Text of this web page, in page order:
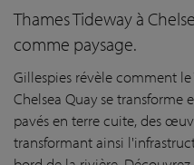
Thames Tideway à
comme paysage.
Gillespies révèle comment le
Chelsea Quay se transforme
pavés en terre cuite, des
transformant ainsi